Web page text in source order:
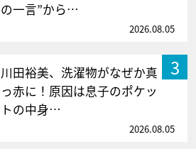
の一言”から…
2026.08.05
3
川田裕美、洗濯物がなぜか真
っ赤に！原因は息子のポケッ
トの中身…
2026.08.05